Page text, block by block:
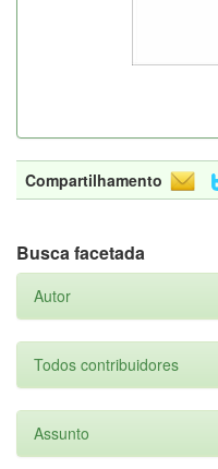
Compartilhamento
Busca facetada
Autor
Todos contribuidores
Assunto